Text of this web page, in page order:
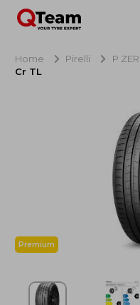
Hoeveel banden wilt u
Totaal inclusief BTW:
Home Pirelli P
Cr TL
Premium